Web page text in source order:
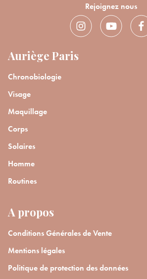
Rejoignez nous
Auriège Paris
Chronobiologie
Visage
Maquillage
Corps
Solaires
Homme
Routines
A propos
Conditions Générales de Vente
Mentions légales
Politique de protection des données